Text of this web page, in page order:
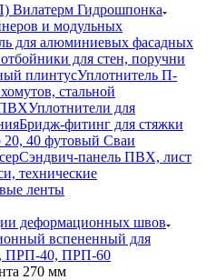
Вилатерм Гидрошпонка
и модульных
для алюминиевых фасадных
для стен, поручни
плинтусУплотнитель П-
стальной
ПВХУплотнители для
Бридж-фитинг для стяжки
20, 40 футовый Сваи
Сэндвич-панель ПВХ, лист
технические
ленты
деформационных швов
вспененный для
ПРП-40, ПРП-60
270 мм